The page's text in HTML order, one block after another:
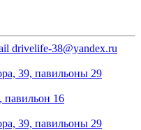
drivelife-38@yandex.ru
39, павильоны 29
павильон 16
39, павильоны 29